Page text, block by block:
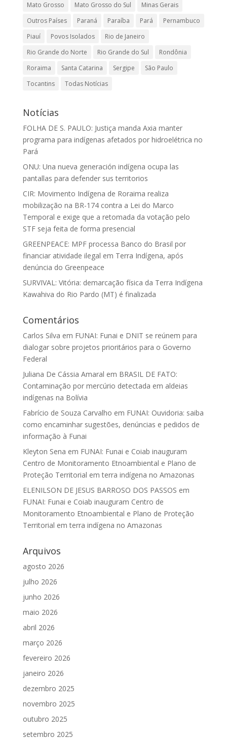
Mato Grosso
Mato Grosso do Sul
Minas Gerais
Outros Países
Paraná Paraíba Pará
Pernambuco
Piauí
Povos Isolados
Rio de Janeiro
Rio Grande do Norte
Rio Grande do Sul
Rondônia
Roraima
Santa Catarina Sergipe
São Paulo
Tocantins
Todas Notícias
Notícias
FOLHA DE S. PAULO: Justiça manda Axia manter
programa para indígenas afetados por hidroelétrica no
Pará
ONU: Una nueva generación indígena ocupa las
pantallas para defender sus territorios
CIR: Movimento Indígena de Roraima realiza
mobilização na BR-174 contra a Lei do Marco
Temporal e exige que a retomada da votação pelo
STF seja feita de forma presencial
GREENPEACE: MPF processa Banco do Brasil por
financiar atividade ilegal em Terra Indígena, após
denúncia do Greenpeace
SURVIVAL: Vitória: demarcação física da Terra Indígena
Kawahiva do Rio Pardo (MT) é finalizada
Comentários
Carlos Silva em FUNAI: Funai e DNIT se reúnem para
dialogar sobre projetos prioritários para o Governo
Federal
Juliana De Cássia Amaral em BRASIL DE FATO:
Contaminação por mercúrio detectada em aldeias
indígenas na Bolívia
Fabrício de Souza Carvalho em FUNAI: Ouvidoria: saiba
como encaminhar sugestões, denúncias e pedidos de
informação à Funai
Kleyton Sena em FUNAI: Funai e Coiab inauguram
Centro de Monitoramento Etnoambiental e Plano de
Proteção Territorial em terra indígena no Amazonas
ELENILSON DE JESUS BARROSO DOS PASSOS em
FUNAI: Funai e Coiab inauguram Centro de
Monitoramento Etnoambiental e Plano de Proteção
Territorial em terra indígena no Amazonas
Arquivos
agosto 2026
julho 2026
junho 2026
maio 2026
abril 2026
março 2026
fevereiro 2026
janeiro 2026
dezembro 2025
novembro 2025
outubro 2025
setembro 2025